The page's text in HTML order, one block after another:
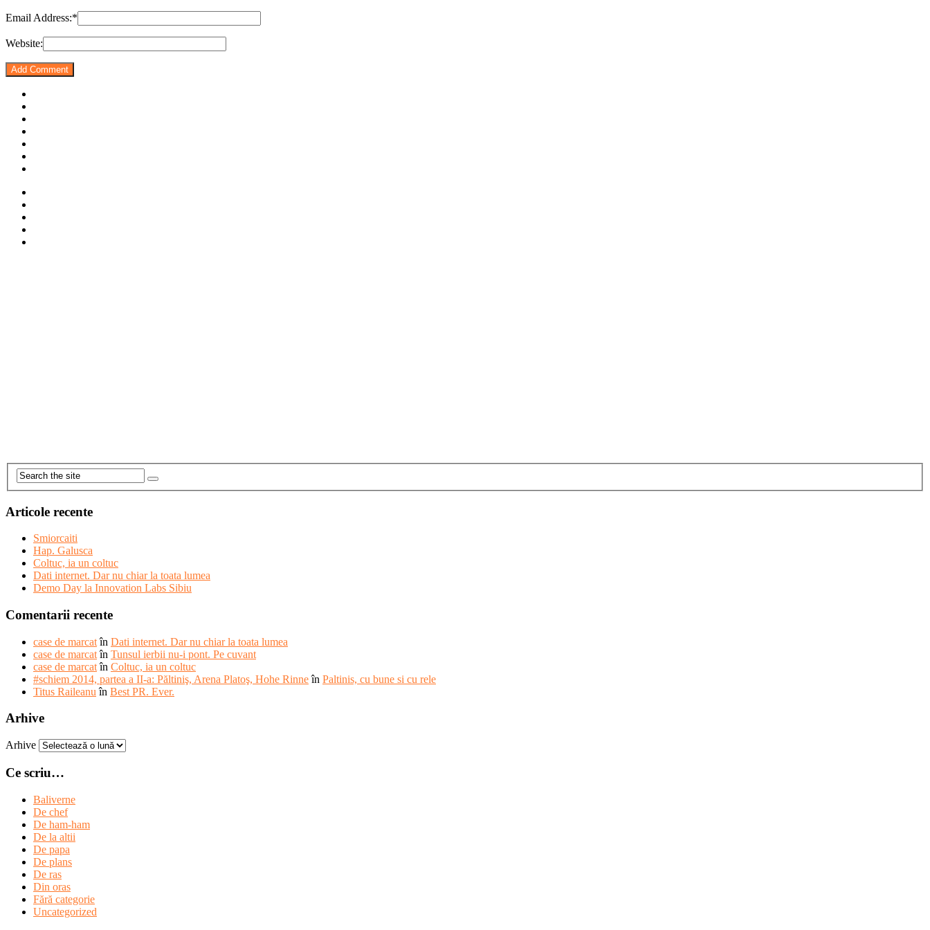
Email Address:*
Website:
Articole recente
Smiorcaiti
Hap. Galusca
Coltuc, ia un coltuc
Dati internet. Dar nu chiar la toata lumea
Demo Day la Innovation Labs Sibiu
Comentarii recente
case de marcatîn Dati internet. Dar nu chiar la toata lumea
case de marcatîn Tunsul ierbii nu-i pont. Pe cuvant
case de marcatîn Coltuc, ia un coltuc
#schiem 2014, partea a II-a: Păltiniş, Arena Platoş, Hohe Rinneîn Paltinis, cu bune si cu rele
Titus Raileanu în Best PR. Ever.
Arhive
Arhive
Ce scriu…
Baliverne
De chef
De ham-ham
De la altii
De papa
De plans
De ras
Din oras
Fără categorie
Uncategorized